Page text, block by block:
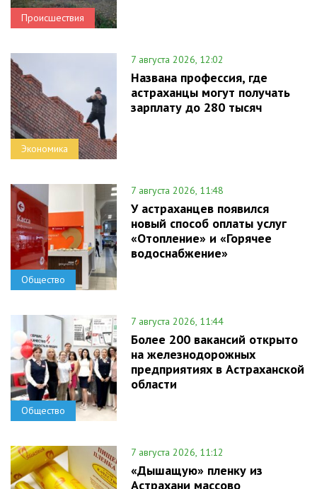
Происшествия
Экономика
7 августа 2026, 12:02
Названа профессия, где
астраханцы могут получать
зарплату до 280 тысяч
Общество
7 августа 2026, 11:48
У астраханцев появился
новый способ оплаты услуг
«Отопление» и «Горячее
водоснабжение»
Общество
7 августа 2026, 11:44
Более 200 вакансий открыто
на железнодорожных
предприятиях в Астраханской
области
7 августа 2026, 11:12
«Дышащую» пленку из
Астрахани массово